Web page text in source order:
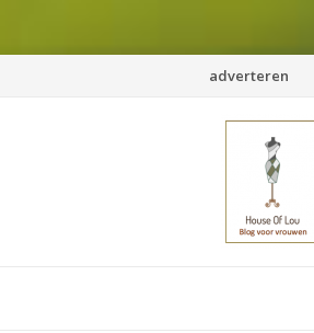
Spring
naar
adverteren